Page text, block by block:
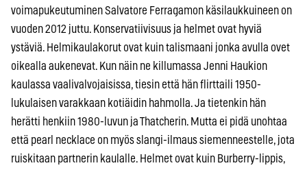
voimapukeutuminen Salvatore Ferragamon käsilaukkuineen on
vuoden 2012 juttu. Konservatiivisuus ja helmet ovat hyviä
ystäviä. Helmikaulakorut ovat kuin talismaani jonka avulla ovet
oikealla aukenevat. Kun näin ne killumassa Jenni Haukion
kaulassa vaalivalvojaisissa, tiesin että hän flirttaili 1950-
lukulaisen varakkaan kotiäidin hahmolla. Ja tietenkin hän
herätti henkiin 1980-luvun ja Thatcherin. Mutta ei pidä unohtaa
että pearl necklace on myös slangi-ilmaus siemenneestelle, jota
ruiskitaan partnerin kaulalle. Helmet ovat kuin Burberry-lippis,